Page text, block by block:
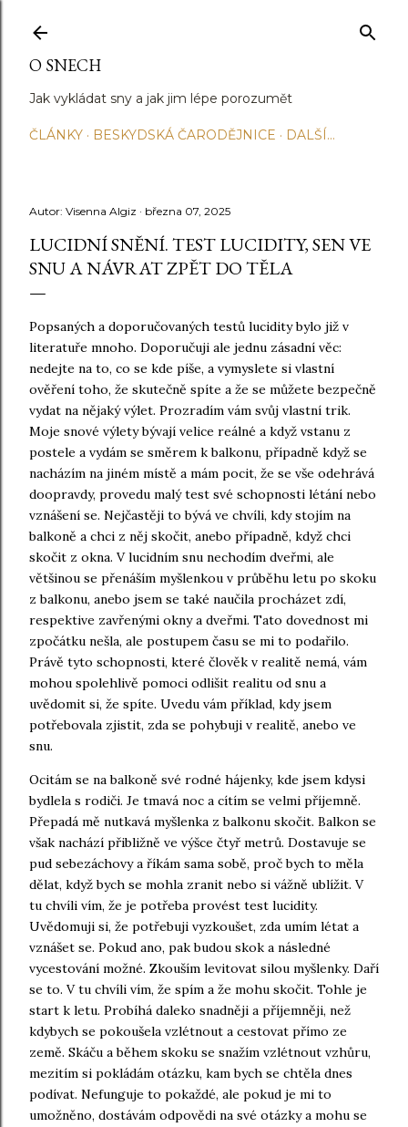
O SNECH
Jak vykládat sny a jak jim lépe porozumět
ČLÁNKY BESKYDSKÁ ČARODĚJNICE DALŠÍ…
Autor: Visenna Algiz března 07, 2025
LUCIDNÍ SNĚNÍ. TEST LUCIDITY, SEN VE
SNU A NÁVRAT ZPĚT DO TĚLA
Popsaných a doporučovaných testů lucidity bylo již v
literatuře mnoho. Doporučuji ale jednu zásadní věc:
nedejte na to, co se kde píše, a vymyslete si vlastní
ověření toho, že skutečně spíte a že se můžete bezpečně
vydat na nějaký výlet. Prozradím vám svůj vlastní trik.
Moje snové výlety bývají velice reálné a když vstanu z
postele a vydám se směrem k balkonu, případně když se
nacházím na jiném místě a mám pocit, že se vše odehrává
doopravdy, provedu malý test své schopnosti létání nebo
vznášení se. Nejčastěji to bývá ve chvíli, kdy stojím na
balkoně a chci z něj skočit, anebo případně, když chci
skočit z okna. V lucidním snu nechodím dveřmi, ale
většinou se přenáším myšlenkou v průběhu letu po skoku
z balkonu, anebo jsem se také naučila procházet zdí,
respektive zavřenými okny a dveřmi. Tato dovednost mi
zpočátku nešla, ale postupem času se mi to podařilo.
Právě tyto schopnosti, které člověk v realitě nemá, vám
mohou spolehlivě pomoci odlišit realitu od snu a
uvědomit si, že spíte. Uvedu vám příklad, kdy jsem
potřebovala zjistit, zda se pohybuji v realitě, anebo ve
snu.
Ocitám se na balkoně své rodné hájenky, kde jsem kdysi
bydlela s rodiči. Je tmavá noc a cítím se velmi příjemně.
Přepadá mě nutkavá myšlenka z balkonu skočit. Balkon se
však nachází přibližně ve výšce čtyř metrů. Dostavuje se
pud sebezáchovy a říkám sama sobě, proč bych to měla
dělat, když bych se mohla zranit nebo si vážně ublížit. V
tu chvíli vím, že je potřeba provést test lucidity.
Uvědomuji si, že potřebuji vyzkoušet, zda umím létat a
vznášet se. Pokud ano, pak budou skok a následné
vycestování možné. Zkouším levitovat silou myšlenky. Daří
se to. V tu chvíli vím, že spím a že mohu skočit. Tohle je
start k letu. Probíhá daleko snadněji a příjemněji, než
kdybych se pokoušela vzlétnout a cestovat přímo ze
země. Skáču a během skoku se snažím vzlétnout vzhůru,
mezitím si pokládám otázku, kam bych se chtěla dnes
podívat. Nefunguje to pokaždé, ale pokud je mi to
umožněno, dostávám odpovědi na své otázky a mohu se